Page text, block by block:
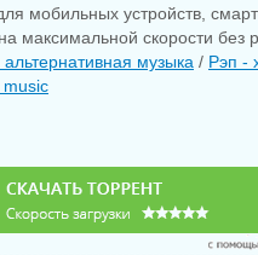
мобильных устройств,
максимальной скорости без
альтернативная музыка / Рэп -
music